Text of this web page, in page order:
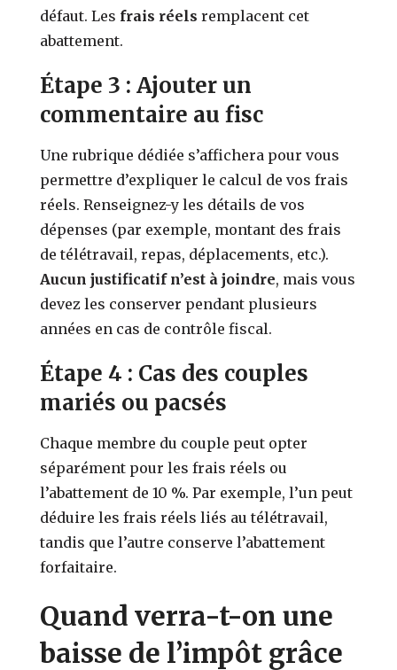
défaut. Les frais réels remplacent cet
abattement.
Étape 3 : Ajouter un
commentaire au fisc
Une rubrique dédiée s’affichera pour vous
permettre d’expliquer le calcul de vos frais
réels. Renseignez-y les détails de vos
dépenses (par exemple, montant des frais
de télétravail, repas, déplacements, etc.).
Aucun justificatif n’est à joindre, mais vous
devez les conserver pendant plusieurs
années en cas de contrôle fiscal.
Étape 4 : Cas des couples
mariés ou pacsés
Chaque membre du couple peut opter
séparément pour les frais réels ou
l’abattement de 10 %. Par exemple, l’un peut
déduire les frais réels liés au télétravail,
tandis que l’autre conserve l’abattement
forfaitaire.
Quand verra-t-on une
baisse de l’impôt grâce